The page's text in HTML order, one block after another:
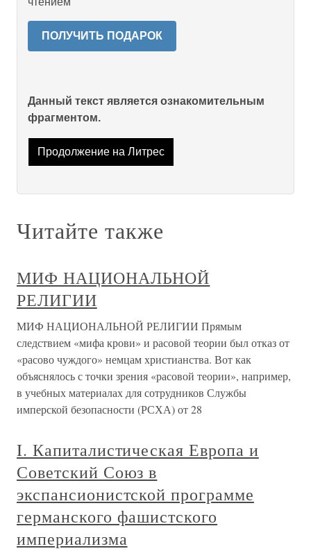
ПОЛУЧИТЬ ПОДАРОК
Данный текст является ознакомительным
фрагментом.
Продолжение на Литрес
Читайте также
МИФ НАЦИОНАЛЬНОЙ
РЕЛИГИИ
МИФ НАЦИОНАЛЬНОЙ РЕЛИГИИ Прямым
следствием «мифа крови» и расовой теории был отказ от
«расово чуждого» немцам христианства. Вот как
объяснялось с точки зрения «расовой теории», например,
в учебных материалах для сотрудников Службы
имперской безопасности (РСХА) от 28
I. Капиталистическая Европа и
Советский Союз в
экспансионистской программе
германского фашистского
империализма